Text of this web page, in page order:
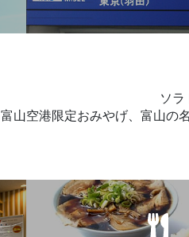
ソラ
富山空港限定おみやげ、富山の